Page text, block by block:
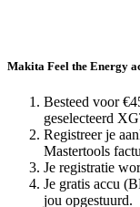
Makita Feel the Energy
Besteed voor
geselecteerd
Registreer je
Mastertools
Je registratie
Je gratis accu
jou opgestuurd.